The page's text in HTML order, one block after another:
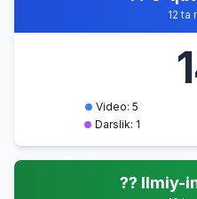
Dinshunoslik
Kampirtepa va
Tarix 1-kurs
Tarixiy
12 ta
Video: 5
Darslik: 1
?? Ilmiy-